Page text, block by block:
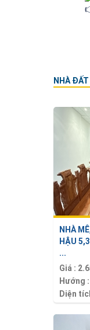
NHÀ
NHÀ
HẬU
...
Giá :
Hướng :
Diện